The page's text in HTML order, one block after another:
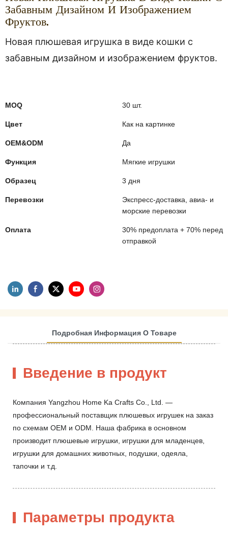
Забавным Дизайном И Изображением
Фруктов.
Новая плюшевая игрушка в виде кошки с
забавным дизайном и изображением фруктов.
MOQ 30 шт.
Цвет Как на картинке
OEM&ODM Да
Функция Мягкие игрушки
Образец 3 дня
Перевозки
Экспресс-доставка, авиа- и
морские перевозки
Оплата
30% предоплата + 70% перед
отправкой
Подробная Информация О Товаре
Введение в продукт
Компания Yangzhou Home Ka Crafts Co., Ltd. —
профессиональный поставщик плюшевых игрушек на заказ
по схемам OEM и ODM. Наша фабрика в основном
производит плюшевые игрушки, игрушки для младенцев,
игрушки для домашних животных, подушки, одеяла,
тапочки и т.д.
Параметры продукта